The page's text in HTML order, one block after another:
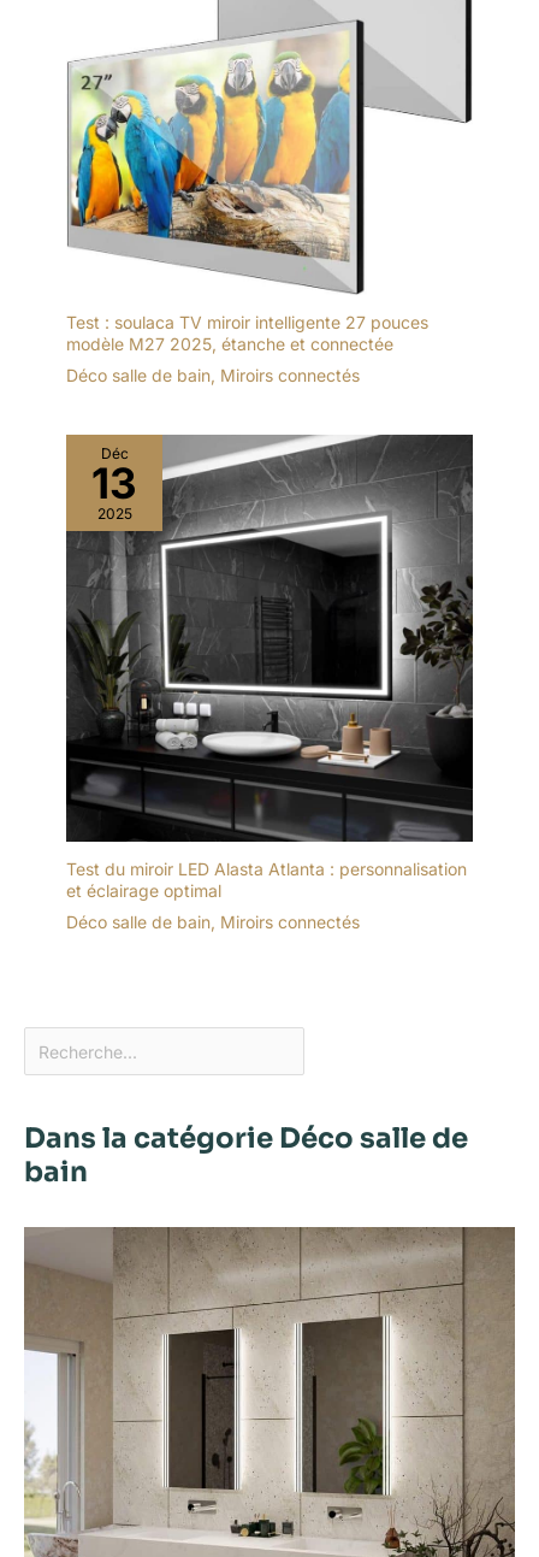
Test : soulaca TV miroir intelligente 27 pouces
modèle M27 2025, étanche et connectée
Déco salle de bain, Miroirs connectés
Déc
13
2025
Test du miroir LED Alasta Atlanta : personnalisation
et éclairage optimal
Déco salle de bain, Miroirs connectés
Dans la catégorie Déco salle de
bain